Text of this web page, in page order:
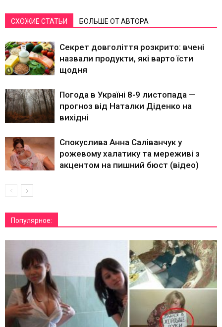
СХОЖИЕ СТАТЬИ БОЛЬШЕ ОТ АВТОРА
Секрет довголіття розкрито: вчені
назвали продукти, які варто їсти
щодня
Погода в Україні 8-9 листопада —
прогноз від Наталки Діденко на
вихідні
Спокуслива Анна Саліванчук у
рожевому халатику та мереживі з
акцентом на пишний бюст (відео)
Популярное: